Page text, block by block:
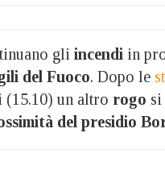
gli incendi in
del Fuoco. Dopo le
(15.10) un altro rogo si
del presidio